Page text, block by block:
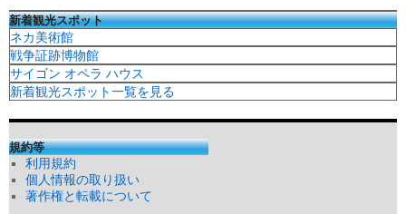
新着観光スポット
ネカ美術館
戦争証跡博物館
サイゴン オペラ ハウス
新着観光スポット一覧を見る
規約等
利用規約
個人情報の取り扱い
著作権と転載について